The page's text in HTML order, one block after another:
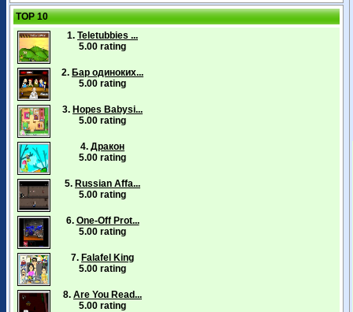
TOP 10
1. Teletubbies ...
5.00 rating
2. Бар одиноких...
5.00 rating
3. Hopes Babysi...
5.00 rating
4. Дракон
5.00 rating
5. Russian Affa...
5.00 rating
6. One-Off Prot...
5.00 rating
7. Falafel King
5.00 rating
8. Are You Read...
5.00 rating